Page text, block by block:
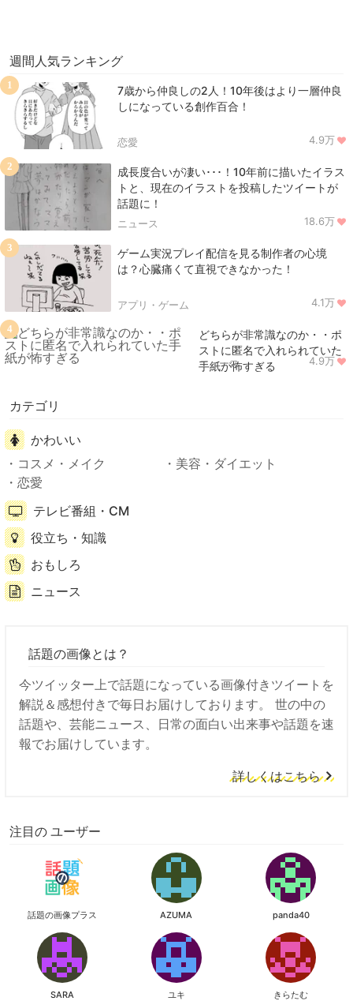
週間人気ランキング
7歳から仲良しの2人！10年後はより一層仲良
しになっている創作百合！
恋愛 4.9万
1
成長度合いが凄い･･･！10年前に描いたイラス
トと、現在のイラストを投稿したツイートが
話題に！
ニュース 18.6万
2
ゲーム実況プレイ配信を見る制作者の心境
は？心臓痛くて直視できなかった！
アプリ・ゲーム 4.1万
3
どちらが非常識なのか・・ポ
ストに匿名で入れられていた
手紙が怖すぎる
ニュース 4.9万
4
カテゴリ
かわいい
コスメ・メイク
美容・ダイエット
恋愛
テレビ番組・CM
役立ち・知識
おもしろ
ニュース
話題の画像とは？
今ツイッター上で話題になっている画像付きツイートを
解説＆感想付きで毎日お届けしております。 世の中の
話題や、芸能ニュース、日常の面白い出来事や話題を速
報でお届けしています。
詳しくはこちら
注目の ユーザー
話題の画像プラス AZUMA panda40
SARA ユキ きらたむ